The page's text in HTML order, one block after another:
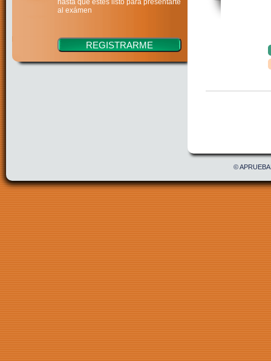
hasta que estés listo para presentarte
al exámen
©